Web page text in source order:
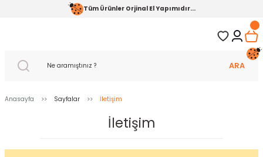
Tüm Ürünler Orjinal El Yapımıdır...
ARA
Anasayfa Sayfalar İletişim
İletişim